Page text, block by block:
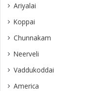
Ariyalai
Koppai
Chunnakam
Neerveli
Vaddukoddai
America